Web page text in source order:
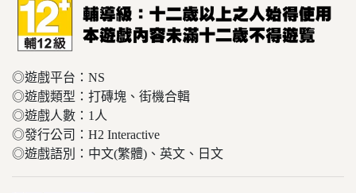
◎遊戲平台：NS
◎遊戲類型：打磚塊、街機合輯
◎遊戲人數：1人
◎發行公司：H2 Interactive
◎遊戲語別：中文(繁體)、英文、日文